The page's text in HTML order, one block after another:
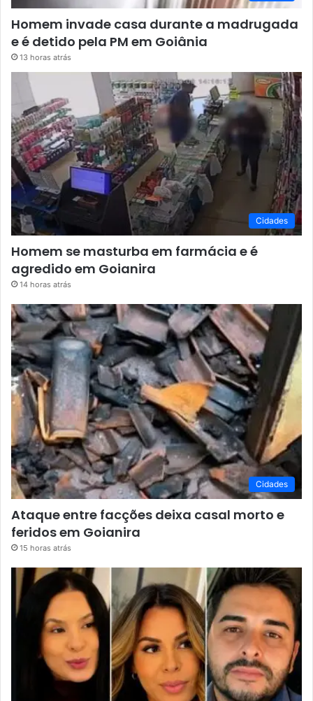
Homem invade casa durante a madrugada
e é detido pela PM em Goiânia
13 horas atrás
Cidades
Homem se masturba em farmácia e é
agredido em Goianira
14 horas atrás
Cidades
Ataque entre facções deixa casal morto e
feridos em Goianira
15 horas atrás